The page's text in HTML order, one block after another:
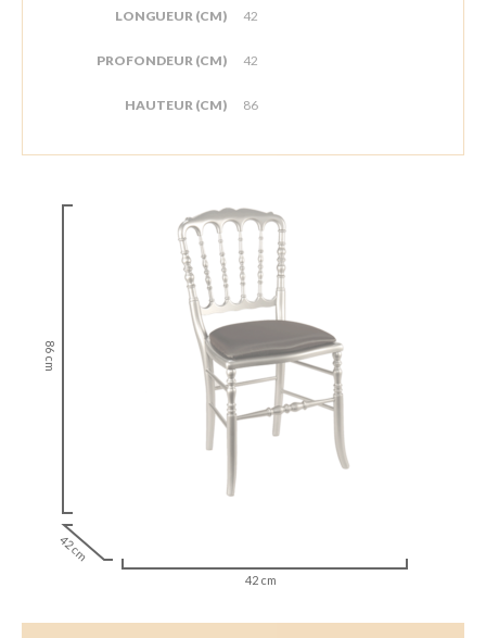
LONGUEUR (CM) 42
PROFONDEUR (CM) 42
HAUTEUR (CM) 86
86 cm
42 cm
42 cm